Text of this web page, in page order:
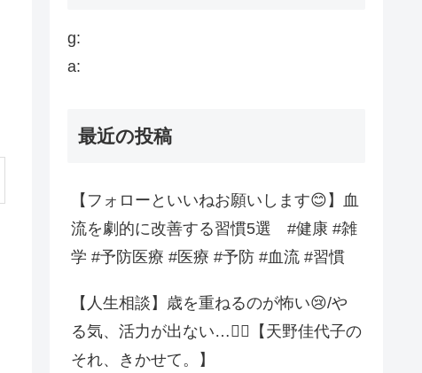
g:
a:
最近の投稿
【フォローといいねお願いします😊】血
流を劇的に改善する習慣5選 #健康 #雑
学 #予防医療 #医療 #予防 #血流 #習慣
【人生相談】歳を重ねるのが怖い😢/や
る気、活力が出ない…😮‍💨【天野佳代子の
それ、きかせて。】